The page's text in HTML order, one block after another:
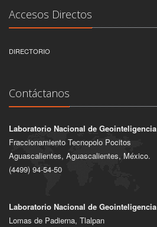
Accesos Directos
DIRECTORIO
Contáctanos
Laboratorio Nacional de Geointeligencia
Fraccionamiento Tecnopolo Pocitos
Aguascalientes, Aguascalientes, México.
(4499) 94-54-50
Laboratorio Nacional de Geointeligencia
Lomas de Padierna, Tlalpan